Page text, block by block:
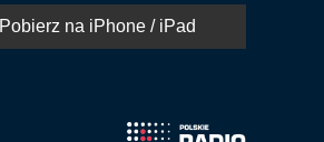
Pobierz na iPhone / iPad